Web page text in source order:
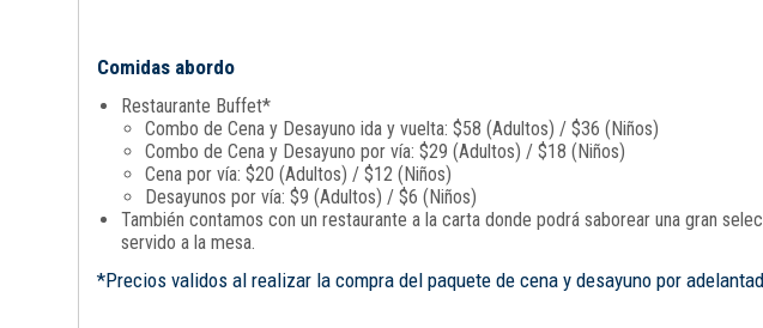
Comidas abordo
Restaurante Buffet*
Combo de Cena y Desayuno ida y vuelta: $58 (Adultos) / $36 (Niños)
Combo de Cena y Desayuno por vía: $29 (Adultos) / $18 (Niños)
Cena por vía: $20 (Adultos) / $12 (Niños)
Desayunos por vía: $9 (Adultos) / $6 (Niños)
También contamos con un restaurante a la carta donde podrá saborear una gran
servido a la mesa.
*Precios validos al realizar la compra del paquete de cena y desayuno por